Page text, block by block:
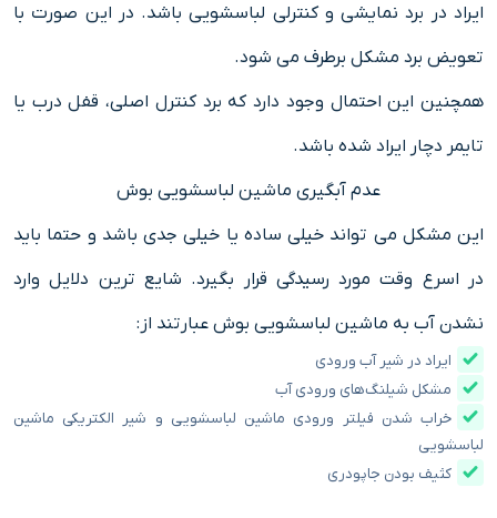
ایراد در برد نمایشی و کنترلی لباسشویی باشد. در این صورت با
تعویض برد مشکل برطرف می شود.
همچنین این احتمال وجود دارد که برد کنترل اصلی، قفل درب یا
تایمر دچار ایراد شده باشد.
عدم آبگیری ماشین لباسشویی بوش
این مشکل می تواند خیلی ساده یا خیلی جدی باشد و حتما باید
در اسرع وقت مورد رسیدگی قرار بگیرد. شایع ترین دلایل وارد
نشدن آب به ماشین لباسشویی بوش عبارتند از:
ایراد در شیر آب ورودی
مشکل شیلنگ‌های ورودی آب
خراب شدن فیلتر ورودی ماشین لباسشویی و شیر الکتریکی ماشین
لباسشویی
کثیف بودن جاپودری